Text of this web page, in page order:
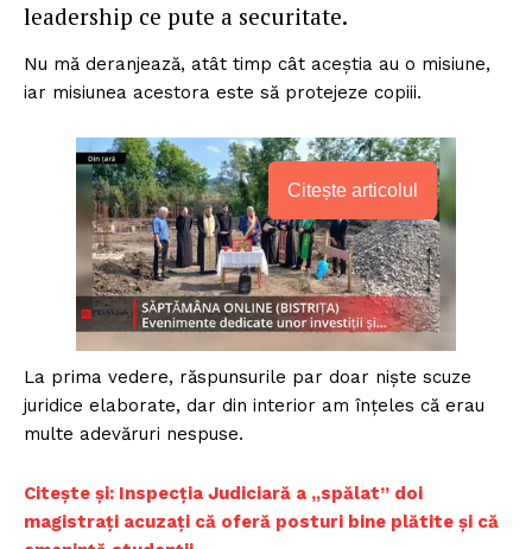
leadership ce pute a securitate.
Nu mă deranjează, atât timp cât aceștia au o misiune,
iar misiunea acestora este să protejeze copiii.
Citește articolul
La prima vedere, răspunsurile par doar niște scuze
juridice elaborate, dar din interior am înțeles că erau
multe adevăruri nespuse.
Citește și: Inspecția Judiciară a „spălat” doi
magistrați acuzați că oferă posturi bine plătite și că